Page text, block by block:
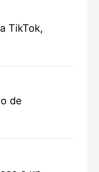
TikTok,
de